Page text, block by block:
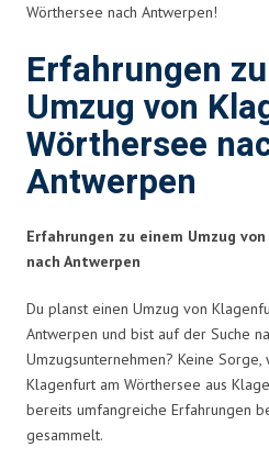
Wörthersee nach Antwerpen!
Erfahrungen
Umzug von
Wörthersee
Antwerpen
Erfahrungen zu einem Umzug
nach Antwerpen
Du planst einen Umzug von
Antwerpen und bist auf der Suche
Umzugsunternehmen? Keine
Klagenfurt am Wörthersee aus
bereits umfangreiche Erfahrungen
gesammelt.